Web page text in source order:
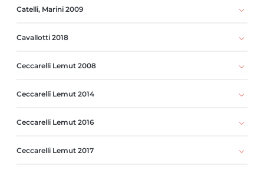
Catelli, Marini 2009
Cavallotti 2018
Ceccarelli Lemut 2008
Ceccarelli Lemut 2014
Ceccarelli Lemut 2016
Ceccarelli Lemut 2017